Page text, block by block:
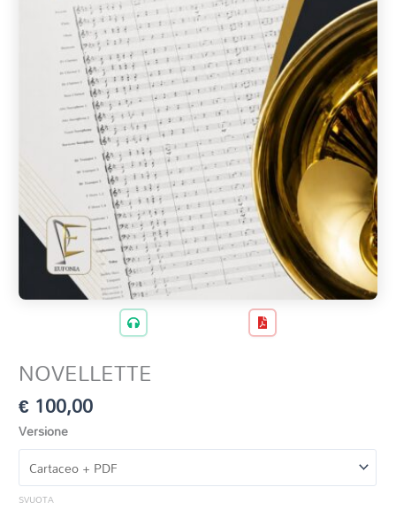
NOVELLETTE
€ 100,00
Versione
SVUOTA